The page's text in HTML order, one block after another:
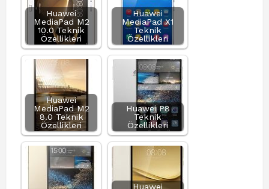
Huawei
MediaPad M2
10.0 Teknik
Özellikleri
Huawei
MediaPad X1
Teknik
Özellikleri
Huawei
MediaPad M2
8.0 Teknik
Özellikleri
Huawei P8
Teknik
Özellikleri
Huawei